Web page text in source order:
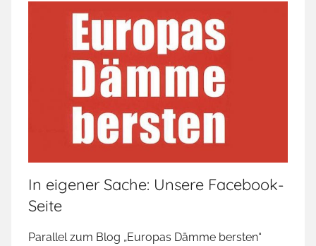
In eigener Sache: Unsere Facebook-
Seite
Parallel zum Blog „Europas Dämme bersten“